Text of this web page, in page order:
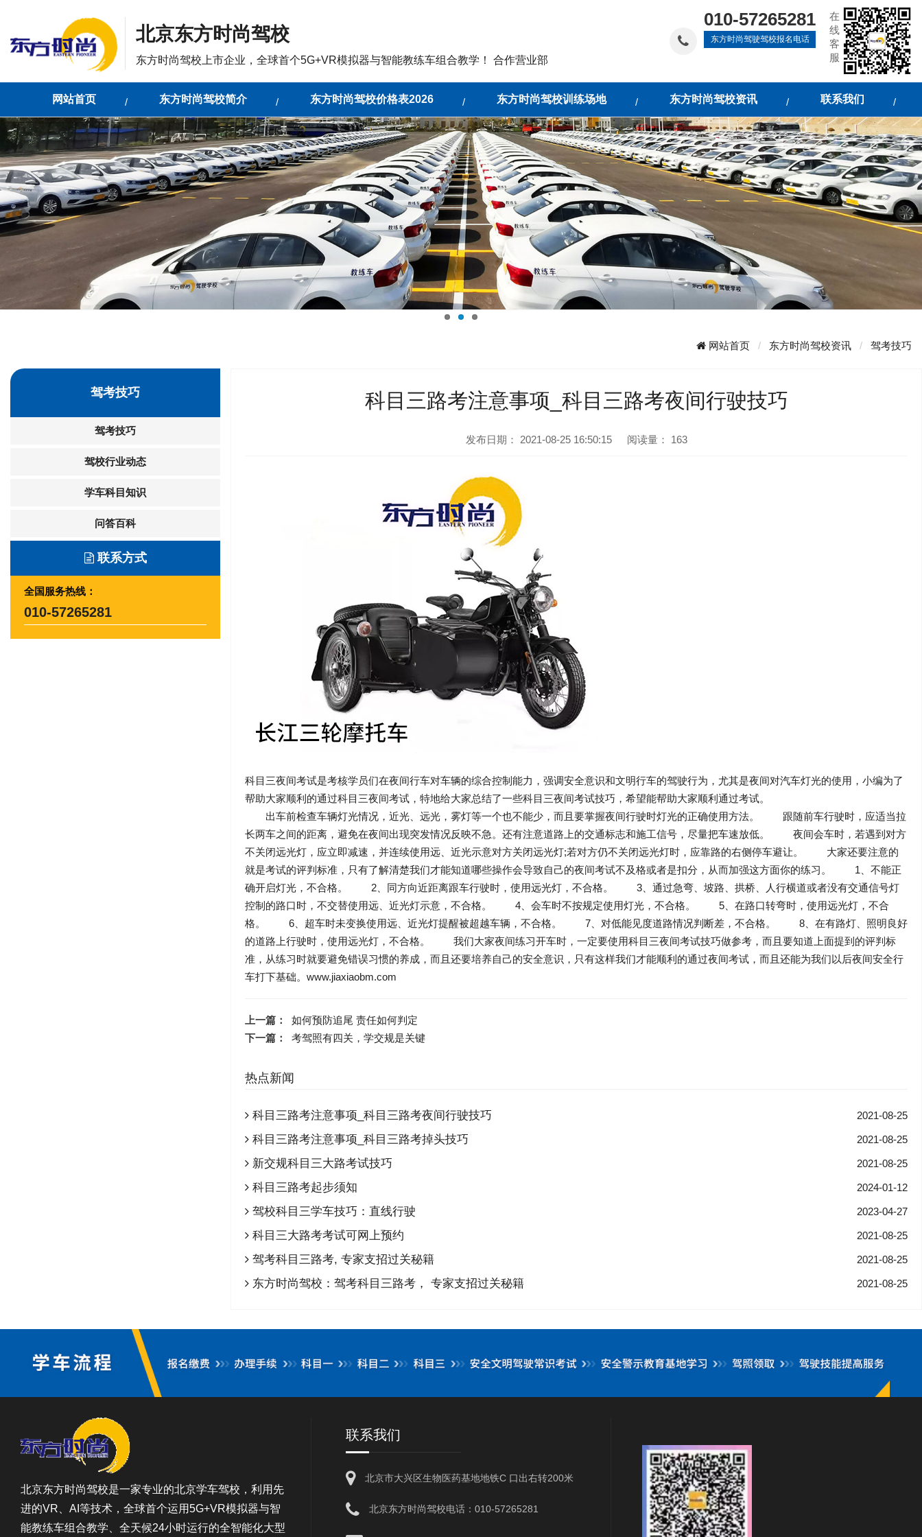
北京东方时尚驾校
东方时尚驾校上市企业，全球首个5G+VR模拟器与智能教练车组合教学！ 合作营业部
010-57265281
东方时尚驾驶驾校报名电话
在
线
客
服
网站首页 东方时尚驾校简介 东方时尚驾校价格表2026 东方时尚驾校训练场地 东方时尚驾校资讯 联系我们
网站首页 东方时尚驾校资讯 驾考技巧
驾考技巧
驾考技巧
驾校行业动态
学车科目知识
问答百科
联系方式
全国服务热线：
010-57265281
科目三路考注意事项_科目三路考夜间行驶技巧
发布日期： 2021-08-25 16:50:15 阅读量： 163
科目三夜间考试是考核学员们在夜间行车对车辆的综合控制能力，强调安全意识和文明行车的驾驶行为，尤其是夜间对汽车灯光的使用，小编为了
帮助大家顺利的通过科目三夜间考试，特地给大家总结了一些科目三夜间考试技巧，希望能帮助大家顺利通过考试。
出车前检查车辆灯光情况，近光、远光，雾灯等一个也不能少，而且要掌握夜间行驶时灯光的正确使用方法。 跟随前车行驶时，应适当拉
长两车之间的距离，避免在夜间出现突发情况反映不急。还有注意道路上的交通标志和施工信号，尽量把车速放低。 夜间会车时，若遇到对方
不关闭远光灯，应立即减速，并连续使用远、近光示意对方关闭远光灯;若对方仍不关闭远光灯时，应靠路的右侧停车避让。 大家还要注意的
就是考试的评判标准，只有了解清楚我们才能知道哪些操作会导致自己的夜间考试不及格或者是扣分，从而加强这方面你的练习。 1、不能正
确开启灯光，不合格。 2、同方向近距离跟车行驶时，使用远光灯，不合格。 3、通过急弯、坡路、拱桥、人行横道或者没有交通信号灯
控制的路口时，不交替使用远、近光灯示意，不合格。 4、会车时不按规定使用灯光，不合格。 5、在路口转弯时，使用远光灯，不合
格。 6、超车时未变换使用远、近光灯提醒被超越车辆，不合格。 7、对低能见度道路情况判断差，不合格。 8、在有路灯、照明良好
的道路上行驶时，使用远光灯，不合格。 我们大家夜间练习开车时，一定要使用科目三夜间考试技巧做参考，而且要知道上面提到的评判标
准，从练习时就要避免错误习惯的养成，而且还要培养自己的安全意识，只有这样我们才能顺利的通过夜间考试，而且还能为我们以后夜间安全行
车打下基础。www.jiaxiaobm.com
上一篇：
如何预防追尾 责任如何判定
下一篇：
考驾照有四关，学交规是关键
热点新闻
科目三路考注意事项_科目三路考夜间行驶技巧 2021-08-25
科目三路考注意事项_科目三路考掉头技巧 2021-08-25
新交规科目三大路考试技巧 2021-08-25
科目三路考起步须知 2024-01-12
驾校科目三学车技巧：直线行驶 2023-04-27
科目三大路考考试可网上预约 2021-08-25
驾考科目三路考, 专家支招过关秘籍 2021-08-25
东方时尚驾校：驾考科目三路考， 专家支招过关秘籍 2021-08-25
北京东方时尚驾校是一家专业的北京学车驾校，利用先
进的VR、AI等技术，全球首个运用5G+VR模拟器与智
能教练车组合教学、全天候24小时运行的全智能化大型
联系我们
北京市大兴区生物医药基地地铁C 口出右转200米
北京东方时尚驾校电话：010-57265281